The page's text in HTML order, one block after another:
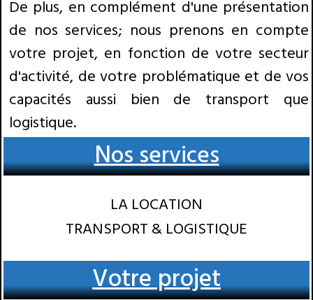
De plus, en complément d'une présentation
de nos services; nous prenons en compte
votre projet, en fonction de votre secteur
d'activité, de votre problématique et de vos
capacités aussi bien de transport que
logistique.
Nos services
LA LOCATION
TRANSPORT & LOGISTIQUE
Votre projet